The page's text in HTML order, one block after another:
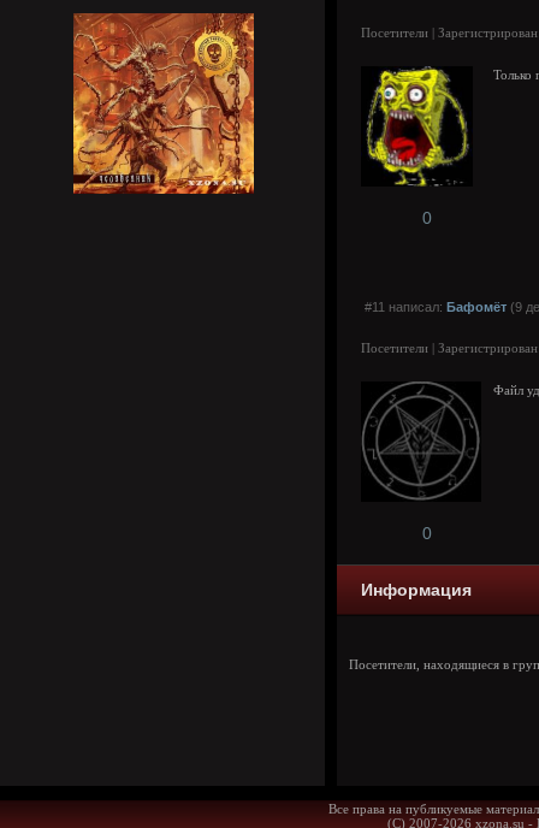
Посетители |
Только
0
#11 написал: Бафомёт (9
Посетители |
Файл
0
Информация
Посетители, находящиеся в
Все права на публикуемые
(С) 2007-2026 xzona.su -